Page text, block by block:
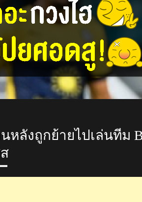
หลังถูกย้ายไปเล่นทีม